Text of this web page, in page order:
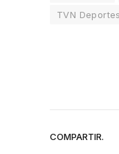
TVN Deportes
COMPARTIR.